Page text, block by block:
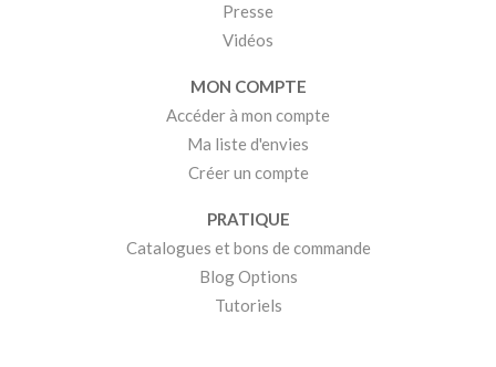
Presse
Vidéos
MON COMPTE
Accéder à mon compte
Ma liste d'envies
Créer un compte
PRATIQUE
Catalogues et bons de commande
Blog Options
Tutoriels